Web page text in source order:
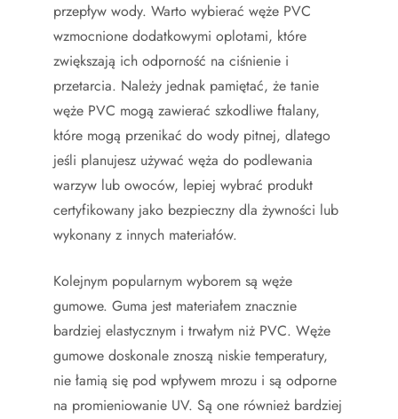
przepływ wody. Warto wybierać węże PVC
wzmocnione dodatkowymi oplotami, które
zwiększają ich odporność na ciśnienie i
przetarcia. Należy jednak pamiętać, że tanie
węże PVC mogą zawierać szkodliwe ftalany,
które mogą przenikać do wody pitnej, dlatego
jeśli planujesz używać węża do podlewania
warzyw lub owoców, lepiej wybrać produkt
certyfikowany jako bezpieczny dla żywności lub
wykonany z innych materiałów.
Kolejnym popularnym wyborem są węże
gumowe. Guma jest materiałem znacznie
bardziej elastycznym i trwałym niż PVC. Węże
gumowe doskonale znoszą niskie temperatury,
nie łamią się pod wpływem mrozu i są odporne
na promieniowanie UV. Są one również bardziej